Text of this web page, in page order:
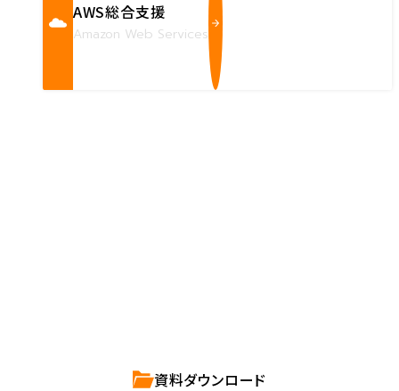
AWS総合支援
Amazon Web Services
資料ダウンロード